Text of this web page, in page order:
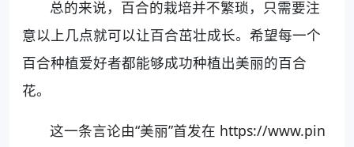
总的来说，百合的栽培并不繁琐，只需要注
意以上几点就可以让百合茁壮成长。希望每一个
百合种植爱好者都能够成功种植出美丽的百合
花。
这一条言论由“美丽”首发在 https://www.pin